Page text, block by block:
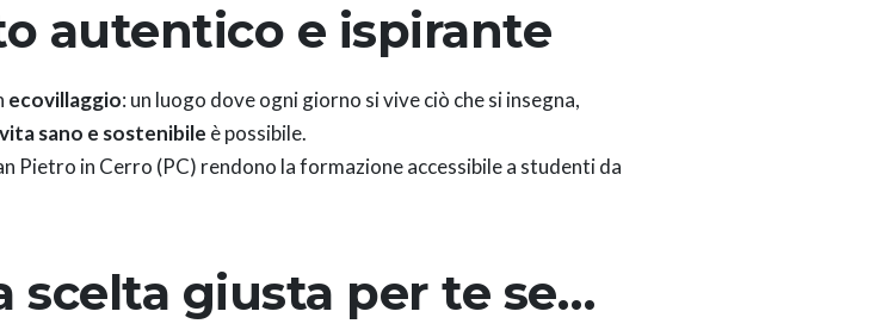
autentico e ispirante
ecovillaggio: un luogo dove ogni giorno si vive ciò che si insegna,
sano e sostenibile è possibile.
Pietro in Cerro (PC) rendono la formazione accessibile a studenti da
scelta giusta per te se…